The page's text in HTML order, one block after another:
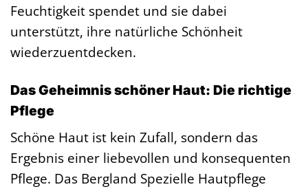
Feuchtigkeit spendet und sie dabei
unterstützt, ihre natürliche Schönheit
wiederzuentdecken.
Das Geheimnis schöner Haut: Die richtige
Pflege
Schöne Haut ist kein Zufall, sondern das
Ergebnis einer liebevollen und konsequenten
Pflege. Das Bergland Spezielle Hautpflege